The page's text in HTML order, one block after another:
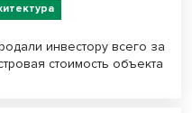
инвестору всего за
стоимость объекта